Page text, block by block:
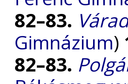
82–83.
Gimnázium)
82–83.